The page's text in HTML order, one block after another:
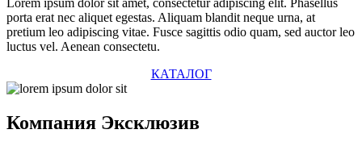
porta erat nec aliquet egestas. Aliquam blandit neque urna, at
pretium leo adipiscing vitae. Fusce sagittis odio quam, sed auctor leo
luctus vel. Aenean consectetu.
КАТАЛОГ
Компания Эксклюзив